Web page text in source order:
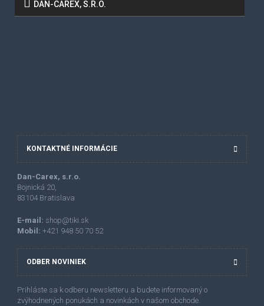
DAN-CAREX, S.R.O.
KONTAKTNÉ INFORMÁCIE
Dan-Carex, s.r.o.
Bojnická 20,
83104 Bratislava
E-mail: shop@tiki.sk
Mobil: +421 948 50 70 52
ODBER NOVINIEK
Prihláste sa k odberu newsletteru a budete informovaný o
zvýhodnených ponukách a novinkách v našom obchode.